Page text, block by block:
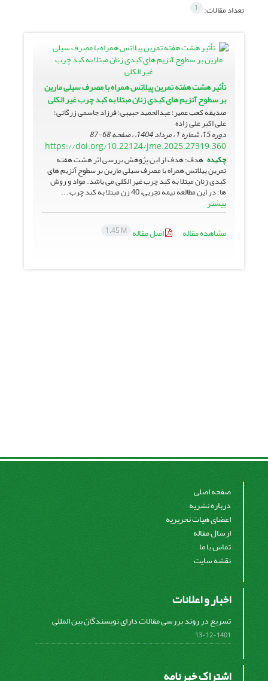
تعداد مقالات: 1
تأثیر هشت هفته تمرین پیلاتس همراه با مصرف سیلی مارین
بر سطوح آنزیم های کبدی زنان مبتلا به کبد چرب غیر الکلی
صدیقه کعب عمیر؛ عبدالحمید حبیبی؛ فرزاد جاسمی زرگانی؛
علی اکبر علی زاده
دوره 15، شماره 1 ، مرداد 1404، ، صفحه 68-87
https://doi.org/10.22124/jme.2025.27319.360
چکیده هدف: هدف از این پژوهش بررسی اثر هشت هفته
تمرین پیلاتس همراه با مصرف سیلی مارین بر سطوح آنزیم های
کبدی زنان مبتلا به کبد چرب غیر الکلی می باشد. مواد و روش
ها: در این مطالعه نیمه تجربی، 40 زن مبتلا به کبد چرب ...
بیشتر
مشاهده مقاله
اصل مقاله 1.45 M
صفحه اصلی
درباره نشریه
اعضای هیات تحریریه
ارسال مقاله
تماس با ما
نقشه سایت
اخبار و اعلانات
تسریع در روند بررسی مقالات دارای نویسندگان بین المللی
1401-12-13
اشتراک خبرنامه